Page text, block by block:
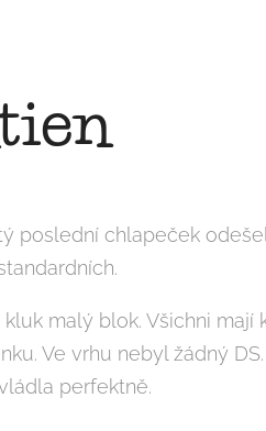
poslední chlapeček
malý blok. Všichni mají
Ve vrhu nebyl žádný
perfektně.